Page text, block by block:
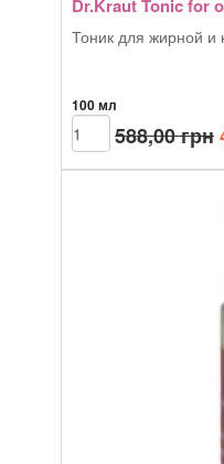
Dr.Kraut Tonic for
Тоник для жирной и
100 мл
588,00грн
Количество
товара
Dr.Kraut